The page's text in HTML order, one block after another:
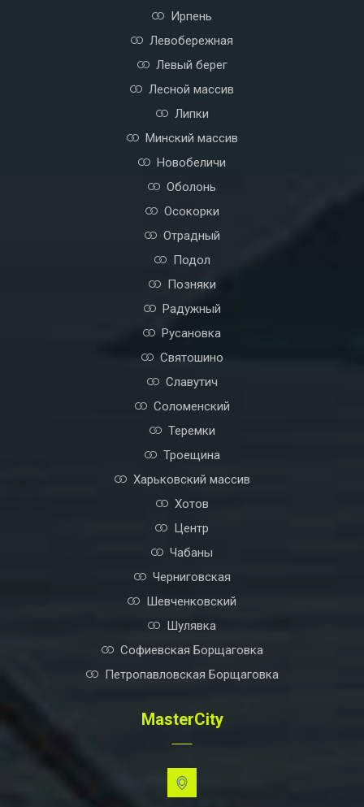
Дружбы народов
Житомирская
Ирпень
Левобережная
Левый берег
Лесной массив
Липки
Минский массив
Новобеличи
Оболонь
Осокорки
Отрадный
Подол
Позняки
Радужный
Русановка
Святошино
Славутич
Соломенский
Теремки
Троещина
Харьковский массив
Хотов
Центр
Чабаны
Черниговская
Шевченковский
Шулявка
Петропавловская Борщаговка
MasterCity